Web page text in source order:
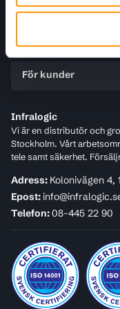
Infralogic
Vi är en distributör och
Stockholm. Vårt
tele samt säkerhet.
Adress: Kolonivägen 4,
Epost:
Telefon:08-445 22 90
Information
För kunder